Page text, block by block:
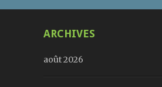
ARCHIVES
août 2026